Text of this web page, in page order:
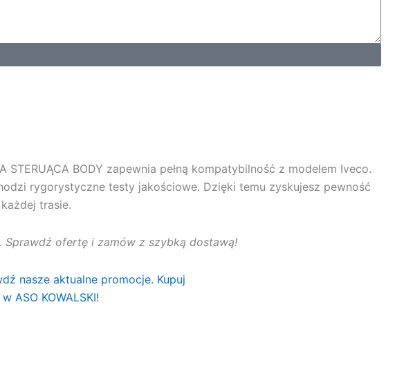
STERUĄCA BODY zapewnia pełną kompatybilność z modelem Iveco.
rygorystyczne testy jakościowe. Dzięki temu zyskujesz pewność
trasie.
Sprawdź ofertę i zamów z szybką dostawą!